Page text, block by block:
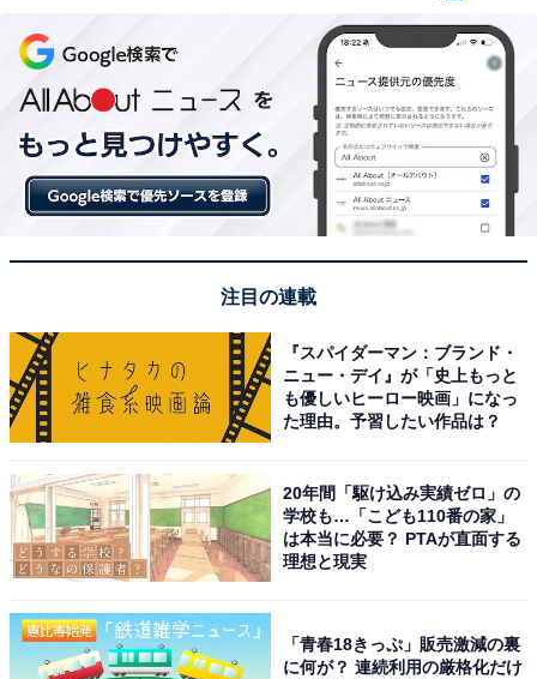
東京を中心とした約25店舗で、その他の神奈川・東京を
中心とした約160店舗では予約販売のみとなります。
神奈川エリア：横浜駅中央店、崎陽軒本店ショップ、崎
陽軒＋DELI、京急百貨店上大岡店、京急ストア久里浜
店、ジョイナステラス二俣川店、大船ルミネウィング
ービックプラザ新横浜店、キュービックプラザ新横浜3
階店、港北インター店、小田急百貨店町田店、東急長津
田駅店、玉川髙島屋S・C店、シァル鶴見店、ラゾーナ川
崎プラザ店、京急川崎駅店、綱島店（予定）
店、大丸東京店、グランスタ東京店（予定）
確実に入手するためには、ぜひ予約を。崎陽軒直営店舗
っています。予約受付は受取日3日前の14:00までです
が、上限に達した場合は早期に受付終了となりますので
注目の連載
『スパイダーマン：ブランド・
ニュー・デイ』が「史上もっと
も優しいヒーロー映画」になっ
た理由。予習したい作品は？
20年間「駆け込み実績ゼロ」の
学校も…「こども110番の家」
は本当に必要？ PTAが直面する
理想と現実
「青春18きっぷ」販売激減の裏
に何が？ 連続利用の厳格化だけ